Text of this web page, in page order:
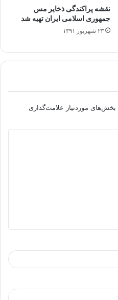
نقشه پراکندگی ذخایر مس
جمهوری اسلامی ایران تهیه شد
۲۳ شهریور ۱۳۹۱
بخش‌های موردنیاز علامت‌گذاری